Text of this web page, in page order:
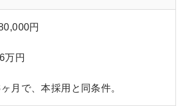
円
万円
月で、本採用と同条件。